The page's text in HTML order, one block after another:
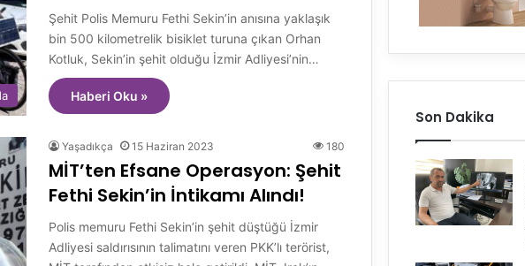
Şehit Polis Memuru Fethi Sekin’in anısına yaklaşık
bin 500 kilometrelik bisiklet turuna çıkan Orhan
Kotluk, Sekin’in şehit olduğu İzmir Adliyesi’nin…
Haberi Oku »
Yaşadıkça 15 Haziran 2023 180
MİT’ten Efsane Operasyon: Şehit
Fethi Sekin’in İntikamı Alındı!
Polis memuru Fethi Sekin’in şehit düştüğü İzmir
Adliyesi saldırısının talimatını veren PKK’lı terörist,
Son Dakika